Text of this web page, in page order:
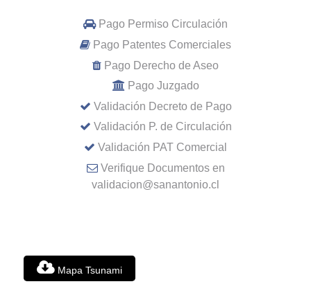
Pago Permiso Circulación
Pago Patentes Comerciales
Pago Derecho de Aseo
Pago Juzgado
Validación Decreto de Pago
Validación P. de Circulación
Validación PAT Comercial
Verifique Documentos en
validacion@sanantonio.cl
Mapa Tsunami